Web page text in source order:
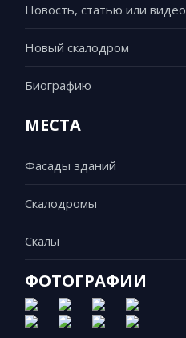
Новость, статью или видео
Новый скалодром
Биографию
МЕСТА
Фасады зданий
Скалодромы
Скалы
ФОТОГРАФИИ